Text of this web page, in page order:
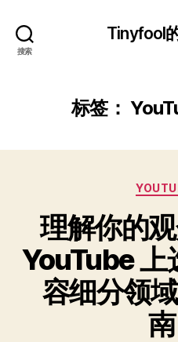
搜索
Tinyfool
标签：
理解你的
YouTube 上
容细分领
南